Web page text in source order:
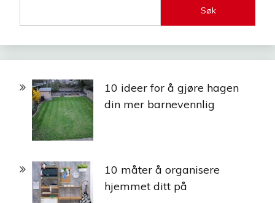
Søk
10 ideer for å gjøre hagen
din mer barnevennlig
10 måter å organisere
hjemmet ditt på